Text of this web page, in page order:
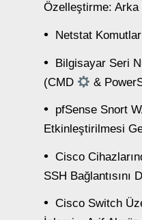
Özelleştirme: Arka
Netstat
Bilgisayar Seri
(CMD
&
pfSense Snort
Etkinleştirilmesi
Cisco
SSH Bağlantısını
Cisco Switch